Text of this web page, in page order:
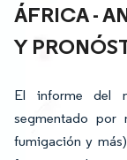
ÁFRICA -
Y
El informe del
segmentado por
fumigación y